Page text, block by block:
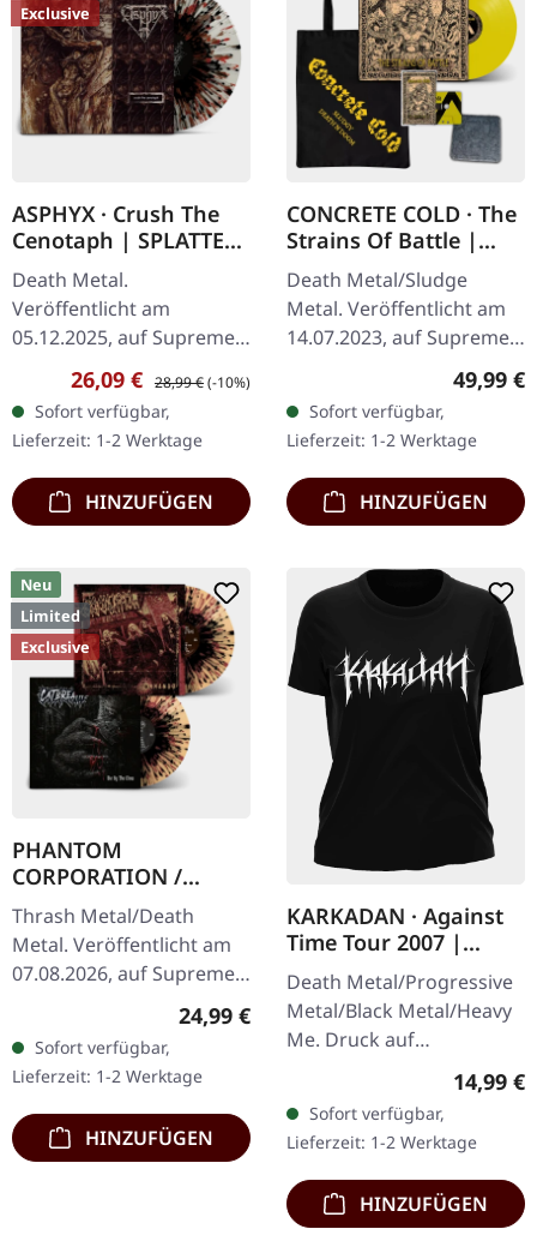
Exclusive
ASPHYX · Crush The
Cenotaph | SPLATTER
LP
Death Metal.
Veröffentlicht am
05.12.2025, auf Supreme
Chaos Records.
Knochenweißes Vinyl mit
Braun, Rost-Rot, Schwarz
Splatter. Full Dynamic
Range…
Verkaufspreis:
26,09 € Regulärer Preis:
28,99 €(-10%)
Sofort verfügbar,
Lieferzeit: 1-2 Werktage
HINZUFÜGEN
CONCRETE COLD · The
Strains Of Battle |
VINYL BUNDLE
Death Metal/Sludge
Metal. Veröffentlicht am
14.07.2023, auf Supreme
Chaos Records. SCR-
exklusives Bundle, 50
Exemplare, bestehend
aus: · Gelbes Vinyl…
49,99 €
Sofort verfügbar,
Lieferzeit: 1-2 Werktage
HINZUFÜGEN
Neu
Limited
Exclusive
PHANTOM
CORPORATION /
CATBREATH ·
Commando / Die By
The Claw |
ORANGE/BLACK/RED
Thrash Metal/Death
Metal. Veröffentlicht am
07.08.2026, auf Supreme
Chaos Records. Oranges
Vinyl mit schwarzen und
roten Splattern im
schweren…
Regulärer Preis:
24,99 €
Sofort verfügbar,
Lieferzeit: 1-2 Werktage
HINZUFÜGEN
KARKADAN · Against
Time Tour 2007 |
GIRLIE
Death Metal/Progressive
Metal/Black Metal/Heavy
Me. Druck auf
Rückseite. Front Logo,
Rückseite: Tourdaten.
100% Baumwolle
14,99 €
Sofort verfügbar,
Lieferzeit: 1-2 Werktage
HINZUFÜGEN